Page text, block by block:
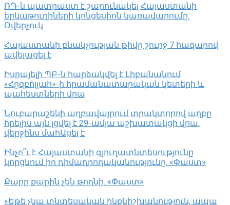
ՌԴ-ն պատրաստ է շարունակել Հայաստանի
երկաթուղիների կոնցեսիոն կառավարումը.
Օվերչուկ
Հայաստանի բնակչության թիվը շուրջ 7 հազարով
ավելացել է
Իսրայելի ՊԲ-ն հարձակվել է Լիբանանում
«Հըզբոլլահ»-ի հրամանատարական կետերի և
պահեստների վրա
Նուբարաշենի աղբավայրում տրակտորով աղբը
հրելիս այն լցվել է 29-ամյա աշխատակցի վրա.
վերջինս մահԱցել է
Ինչո՞ւ է Հայաստանի գյուղատնտեսությունը
կորցնում իր դիմադրողականությունը. «Փաստ»
Քարը քարին չեն թողնի. «Փաստ»
«Եթե չկա տնտեսական ինքնիշխանություն, ապա